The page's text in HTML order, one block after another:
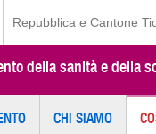
Repubblica e Cantone
della sanità e della
CHI SIAMO